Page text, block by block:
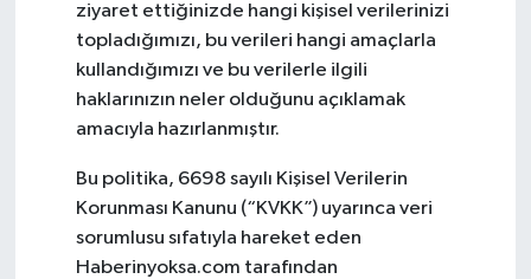
ziyaret ettiğinizde hangi kişisel verilerinizi
topladığımızı, bu verileri hangi amaçlarla
kullandığımızı ve bu verilerle ilgili
haklarınızın neler olduğunu açıklamak
amacıyla hazırlanmıştır.
Bu politika, 6698 sayılı Kişisel Verilerin
Korunması Kanunu (“KVKK”) uyarınca veri
sorumlusu sıfatıyla hareket eden
Haberinyoksa.com tarafından
Sağlık
Teknoloji
Yaşam